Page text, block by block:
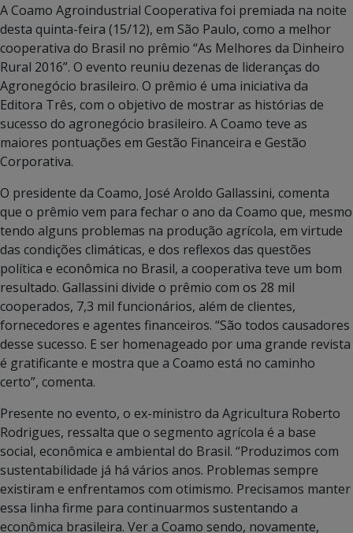
A Coamo Agroindustrial Cooperativa foi premiada na noite
desta quinta-feira (15/12), em São Paulo, como a melhor
cooperativa do Brasil no prêmio “As Melhores da Dinheiro
Rural 2016”. O evento reuniu dezenas de lideranças do
Agronegócio brasileiro. O prêmio é uma iniciativa da
Editora Três, com o objetivo de mostrar as histórias de
sucesso do agronegócio brasileiro. A Coamo teve as
maiores pontuações em Gestão Financeira e Gestão
Corporativa.
O presidente da Coamo, José Aroldo Gallassini, comenta
que o prêmio vem para fechar o ano da Coamo que, mesmo
tendo alguns problemas na produção agrícola, em virtude
das condições climáticas, e dos reflexos das questões
política e econômica no Brasil, a cooperativa teve um bom
resultado. Gallassini divide o prêmio com os 28 mil
cooperados, 7,3 mil funcionários, além de clientes,
fornecedores e agentes financeiros. “São todos causadores
desse sucesso. E ser homenageado por uma grande revista
é gratificante e mostra que a Coamo está no caminho
certo”, comenta.
Presente no evento, o ex-ministro da Agricultura Roberto
Rodrigues, ressalta que o segmento agrícola é a base
social, econômica e ambiental do Brasil. “Produzimos com
sustentabilidade já há vários anos. Problemas sempre
existiram e enfrentamos com otimismo. Precisamos manter
essa linha firme para continuarmos sustentando a
econômica brasileira. Ver a Coamo sendo, novamente,